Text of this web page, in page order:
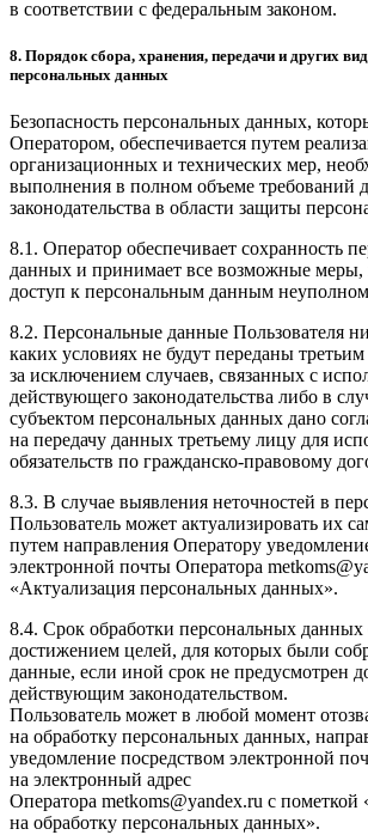
в соответствии с федеральным законом.
8. Порядок сбора, хранения, передачи и других
персональных данных
Безопасность персональных данных,
Оператором, обеспечивается путем
организационных и технических мер,
выполнения в полном объеме требований
законодательства в области защиты
8.1. Оператор обеспечивает сохранность
данных и принимает все возможные
доступ к персональным данным
8.2. Персональные данные Пользователя
каких условиях не будут переданы
за исключением случаев, связанных с
действующего законодательства либо в
субъектом персональных данных дано
на передачу данных третьему лицу для
обязательств по гражданско-правовому
8.3. В случае выявления неточностей в
Пользователь может актуализировать их
путем направления Оператору
электронной почты Оператора
«Актуализация персональных данных».
8.4. Срок обработки персональных данных
достижением целей, для которых были
данные, если иной срок не предусмотрен
действующим законодательством.
Пользователь может в любой момент
на обработку персональных данных,
уведомление посредством электронной
на электронный адрес
Оператора metkoms@yandex.ru с пометкой
на обработку персональных данных».